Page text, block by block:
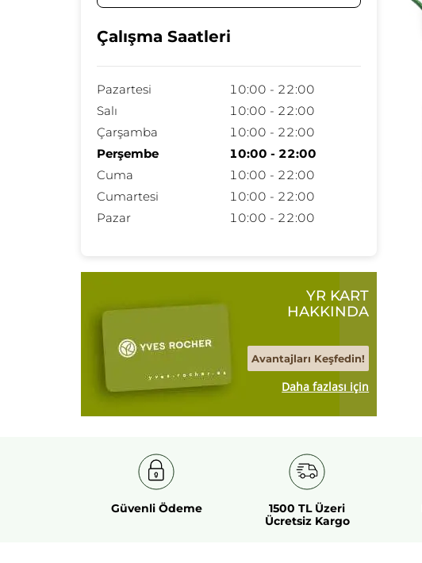
Çalışma Saatleri
Pazartesi
10:00 - 22:00
Salı
10:00 - 22:00
Çarşamba
10:00 - 22:00
Perşembe
10:00 - 22:00
Cuma
10:00 - 22:00
Cumartesi
10:00 - 22:00
Pazar
10:00 - 22:00
YR KART
HAKKINDA
Avantajları Keşfedin!
Daha fazlası için
Güvenli Ödeme
1500 TL Üzeri
Ücretsiz Kargo